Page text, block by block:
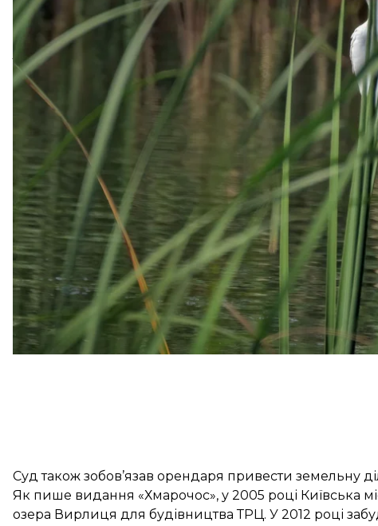
Facebook / Igor
Північний апеляційний господарський суд скасував
незаконним передачу в оренду земельної ділянки
торговельно—розважального та офісного центру.
Про це
повідомляєтьсяна сайті суду.
У суді встановили, що земельна ділянка, де
мілководною заболоченою частиною озера, що
запроєктованого природного комплексу, в межі 100-
водоохоронної зони озера.
За своїми характеристиками ділянка належить до
водою, а її болотисті заплави є єдиними острівцями
серед яких більшість є охоронними видами. Також
видів риб і видового різноманіття рослинності.
Суд також зобов’язав орендаря привести земельну
Як пише видання «Хмарочос», у 2005 році Київська
озера Вирлиця для будівництва ТРЦ. У 2012 році